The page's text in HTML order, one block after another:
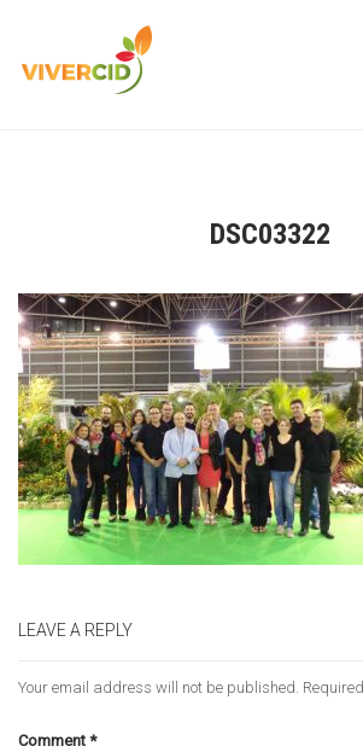
DSC03322
LEAVE A REPLY
Your email address will not be published.
Comment *